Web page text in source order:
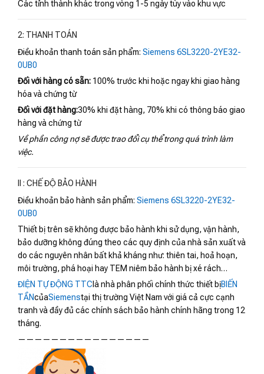
Các tỉnh thành khác trong vòng 1-5 ngày tùy vào khu vực
2: THANH TOÁN
Điều khoản thanh toán sản phẩm: Siemens 6SL3220-2YE32-
0UB0
Đối với hàng có sẵn: 100% trước khi hoặc ngay khi giao hàng
hóa và chứng từ
Đối với đặt hàng:30% khi đặt hàng, 70% khi có thông báo giao
hàng và chứng từ
Về phần công nợ sẽ được trao đổi cụ thể trong quá trình làm
việc.
II : CHẾ ĐỘ BẢO HÀNH
Điều khoản bảo hành sản phẩm: Siemens 6SL3220-2YE32-
0UB0
Thiết bị trên sẽ không được bảo hành khi sử dụng, vận hành,
bảo dưỡng không đúng theo các quy định của nhà sản xuất và
do các nguyên nhân bất khả kháng như: thiên tai, hoả hoạn,
môi trường, phá hoại hay TEM niêm bảo hành bị xé rách…
ĐIỆN TỰ ĐỘNG TTC là nhà phân phối chính thức thiết bịBIẾN
TẦNcủaSiemenstại thị trường Việt Nam với giá cả cực cạnh
tranh và đầy đủ các chính sách bảo hành chính hãng trong 12
tháng.
————————————————